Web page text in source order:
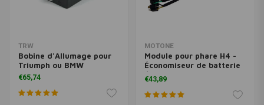
TRW
Bobine d'Allumage pour
Triumph ou BMW
€65,74
MOTONE
Module pour phare H4 -
Économiseur de batterie
/ Démarrage en toute
sécurité
€43,89